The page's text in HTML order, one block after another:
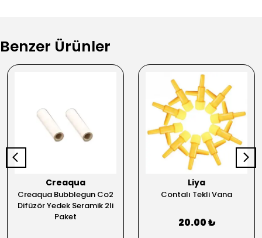
Benzer Ürünler
Creaqua
Creaqua Bubblegun Co2
Difüzör Yedek Seramik 2li
Paket
Liya
Contalı Tekli Vana
20.00 ₺